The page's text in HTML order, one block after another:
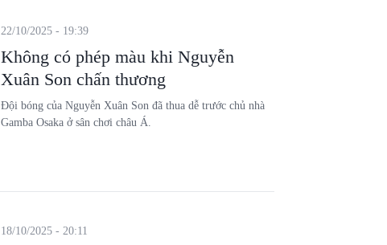
Không có phép màu khi Nguyễn
Xuân Son chấn thương
22/10/2025 - 19:39
Đội bóng của Nguyễn Xuân Son đã thua dễ trước chủ nhà
Gamba Osaka ở sân chơi châu Á.
18/10/2025 - 20:11